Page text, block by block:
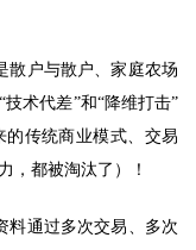
散户与散户、家庭农场
术代差”和“降维打击”
传统商业模式、交易
，都被淘汰了）！
料通过多次交易、多次